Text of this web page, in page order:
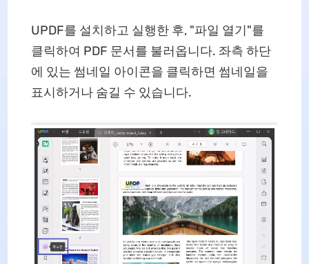
UPDF를 설치하고 실행한 후, "파일 열기"를
클릭하여 PDF 문서를 불러옵니다. 좌측 하단
에 있는 썸네일 아이콘을 클릭하면 썸네일을
표시하거나 숨길 수 있습니다.